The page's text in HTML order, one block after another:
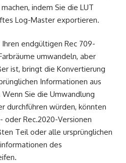
indem Sie die LUT
Log-Master exportieren.
endgültigen Rec 709-
umwandeln, aber
ist, bringt die Konvertierung
Informationen aus
Sie die Umwandlung
durchführen würden, könnten
oder Rec.2020-Versionen
Teil oder alle ursprünglichen
des